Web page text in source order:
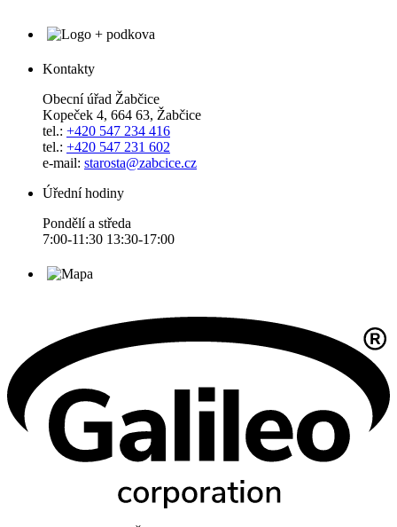
Kontakty
Obecní úřad Žabčice
Kopeček 4, 664 63, Žabčice
tel.: +420 547 234 416
tel.: +420 547 231 602
e-mail: starosta@zabcice.cz
Úřední hodiny
Pondělí a středa
7:00-11:30 13:30-17:00